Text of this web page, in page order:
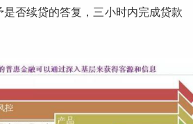
否续贷的答复，三小时内完成贷款